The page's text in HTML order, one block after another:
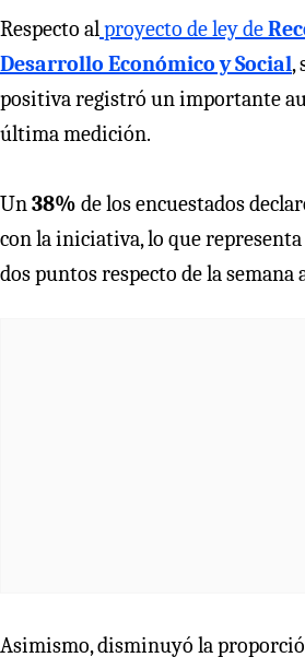
Respecto alproyecto de ley de
Desarrollo Económico y Social,
positiva registró un importante
última medición.
Un38% de los encuestados
con la iniciativa, lo que
dos puntos respecto de la semana
Asimismo, disminuyó la